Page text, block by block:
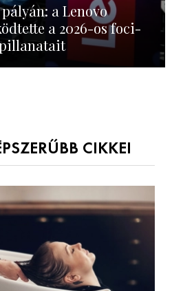
a Lenovo
a 2026-os foci-
CIKKEI